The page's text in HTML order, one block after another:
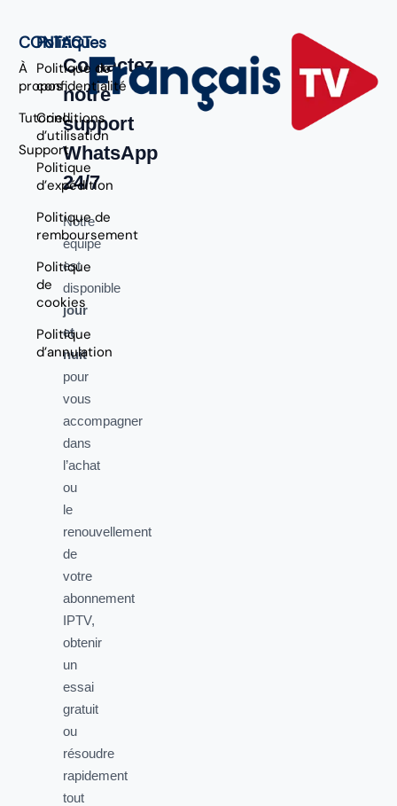
CONTACT
À
propos
Tutoriel
Support
Politiques
Politique de
confidentialité
Conditions
d’utilisation
Politique
d’expédition
Politique de
remboursement
Politique
de
cookies
Politique
d’annulation
Contactez
notre
support
WhatsApp
24/7
Notre
équipe
est
disponible
jour
et
nuit
pour
vous
accompagner
dans
l’achat
ou
le
renouvellement
de
votre
abonnement
IPTV,
obtenir
un
essai
gratuit
ou
résoudre
rapidement
tout